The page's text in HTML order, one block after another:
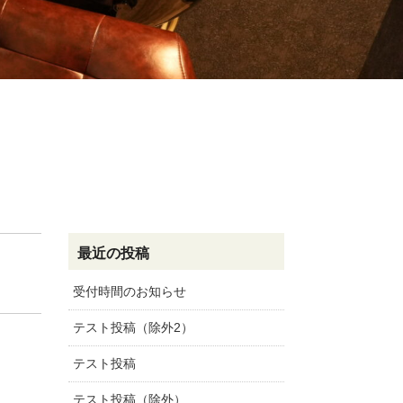
最近の投稿
受付時間のお知らせ
テスト投稿（除外2）
テスト投稿
テスト投稿（除外）